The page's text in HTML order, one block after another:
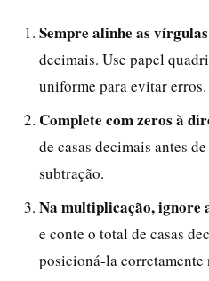
Sempre alinhe as vírgulas
decimais. Use papel
uniforme para evitar erros.
Complete com zeros à
de casas decimais antes
subtração.
Na multiplicação,
e conte o total de casas
posicioná-la corretamente